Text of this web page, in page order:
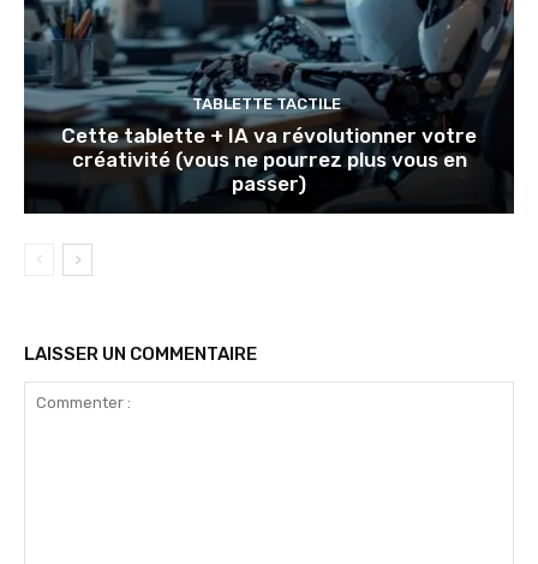
TABLETTE TACTILE
Cette tablette + IA va révolutionner votre
créativité (vous ne pourrez plus vous en
passer)
LAISSER UN COMMENTAIRE